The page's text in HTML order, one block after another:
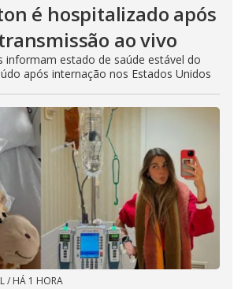
é hospitalizado após
ao vivo
informam estado de saúde estável do
após internação nos Estados Unidos
/ HÁ 1 HORA